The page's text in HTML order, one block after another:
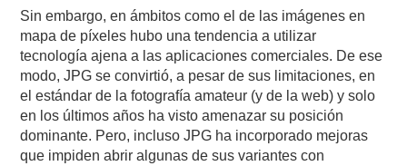
Sin embargo, en ámbitos como el de las imágenes en
mapa de píxeles hubo una tendencia a utilizar
tecnología ajena a las aplicaciones comerciales. De ese
modo, JPG se convirtió, a pesar de sus limitaciones, en
el estándar de la fotografía amateur (y de la web) y solo
en los últimos años ha visto amenazar su posición
dominante. Pero, incluso JPG ha incorporado mejoras
que impiden abrir algunas de sus variantes con